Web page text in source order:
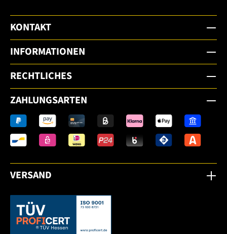
KONTAKT
INFORMATIONEN
RECHTLICHES
ZAHLUNGSARTEN
VERSAND
Dieser Link öffnet sich in einem neuen Tab.